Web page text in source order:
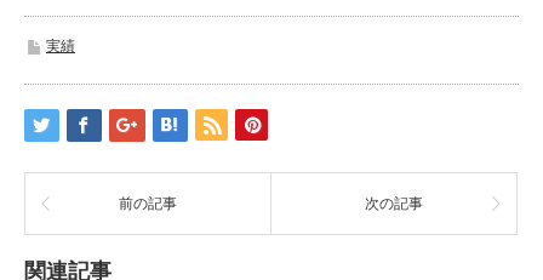
実績
前の記事 次の記事
関連記事